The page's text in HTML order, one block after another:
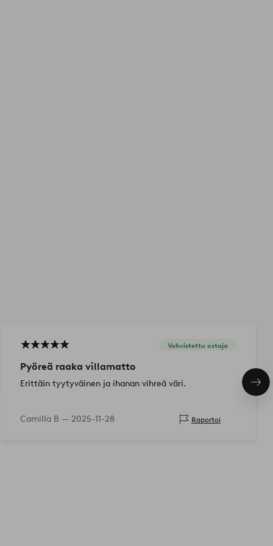
Vahvistettu ostaja
Pyöreä raaka villamatto
Erittäin tyytyväinen ja ihanan vihreä väri.
Camilla B — 2025-11-28 Raportoi